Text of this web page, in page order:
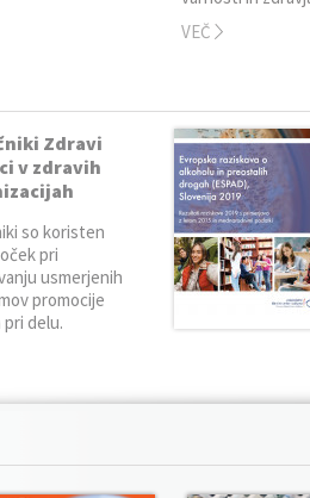
VEČ
Zdravi
v zdravih
so koristen
pri
usmerjenih
promocije
pri delu.